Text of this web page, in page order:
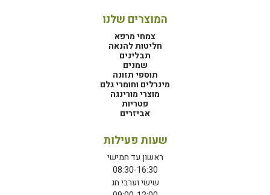
המוצרים שלנו
צמחי מרפא
חליטות להנאה
תבלינים
שמנים
תוספי תזונה
מינרלים וחומרי גלם
מוצרי מורינגה
פטריות
אביזרים
שעות פעילות
ראשון עד חמישי
08:30-16:30
שישי וערבי חג